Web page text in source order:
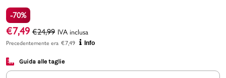
Marchi
Accedi | Registrati
-70%
€7,49 €24,99 IVA inclusa
Precedentemente era €7,49 Info
Guida alle taglie